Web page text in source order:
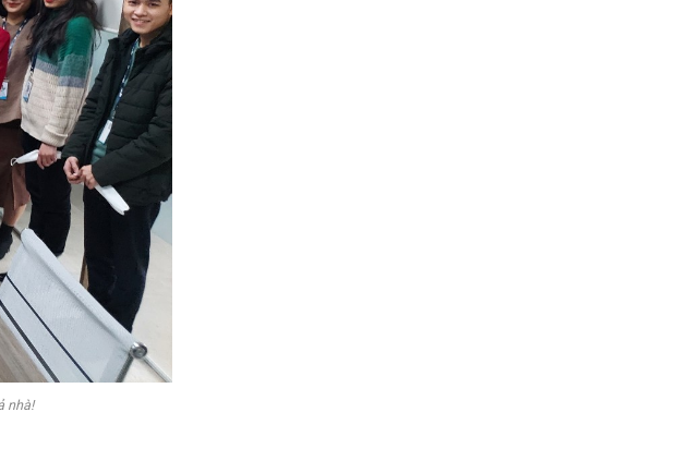
nhà!